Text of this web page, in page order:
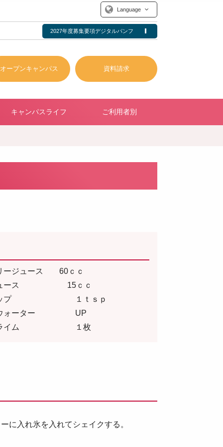
Language
2027年度募集要項デジタルパンフ
オープンキャンパス 資料請求
キャンパスライフ ご利用者別
ージュース 60ｃｃ
ュース 15ｃｃ
ロップ １ｔｓｐ
ウォーター UP
スライム １枚
に入れ氷を入れてシェイクする。